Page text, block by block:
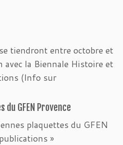
tiendront entre octobre et
avec la Biennale Histoire et
(Info sur
du GFEN Provence
plaquettes du GFEN
»